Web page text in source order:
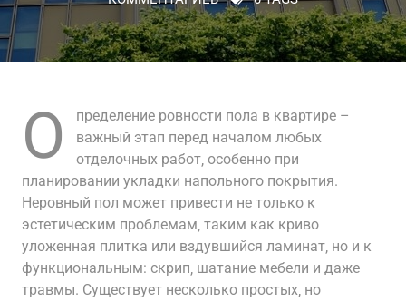
О
пределение ровности пола в квартире –
важный этап перед началом любых
отделочных работ‚ особенно при
планировании укладки напольного покрытия.
Неровный пол может привести не только к
эстетическим проблемам‚ таким как криво
уложенная плитка или вздувшийся ламинат‚ но и к
функциональным: скрип‚ шатание мебели и даже
травмы. Существует несколько простых‚ но